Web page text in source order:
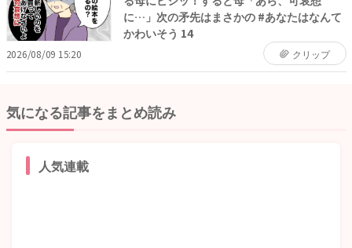
に…」次の矛先はまさかの #あなたはなんて
かわいそう 14
2026/08/09 15:20 クリップ
気になる記事をまとめ読み
人気連載